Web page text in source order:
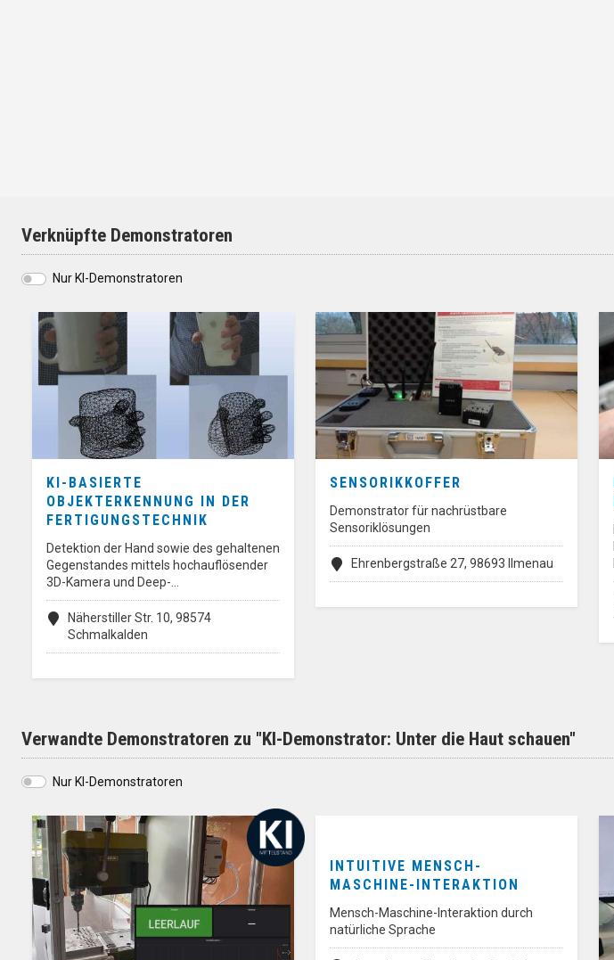
Verknüpfte Demonstratoren
Nur KI-Demonstratoren
KI-BASIERTE
OBJEKTERKENNUNG IN DER
FERTIGUNGSTECHNIK
Detektion der Hand sowie des gehaltenen
Gegenstandes mittels hochauflösender
3D-Kamera und Deep-…
Näherstiller Str. 10, 98574
Schmalkalden
SENSORIKKOFFER
Demonstrator für nachrüstbare
Sensoriklösungen
Ehrenbergstraße 27, 98693 Ilmenau
Verwandte Demonstratoren zu "KI-Demonstrator: Unter die Haut schauen"
Nur KI-Demonstratoren
INTUITIVE MENSCH-
MASCHINE-INTERAKTION
Mensch-Maschine-Interaktion durch
natürliche Sprache